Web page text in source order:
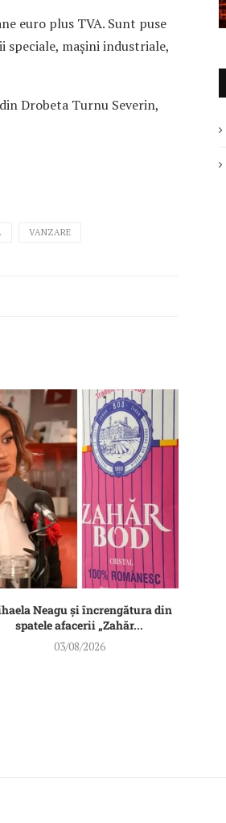
euro plus TVA. Sunt puse
speciale, mașini industriale,
Drobeta Turnu Severin,
VANZARE
Neagu și încrengătura din
spatele afacerii „Zahăr...
03/08/2026